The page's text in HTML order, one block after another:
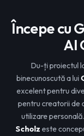
Începe cu
AI
Du-ți proiectul
binecunoscută a lui
excelent pentru
pentru creatorii de
utilizare
Scholz este